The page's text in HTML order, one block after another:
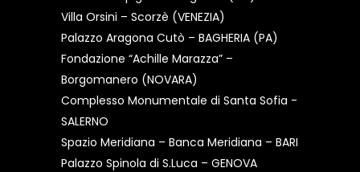
Villa Orsini – Scorzè (VENEZIA)
Palazzo Aragona Cutò – BAGHERIA (PA)
Fondazione “Achille Marazza” –
Borgomanero (NOVARA)
Complesso Monumentale di Santa Sofia -
SALERNO
Spazio Meridiana – Banca Meridiana – BARI
Palazzo Spinola di S.Luca – GENOVA